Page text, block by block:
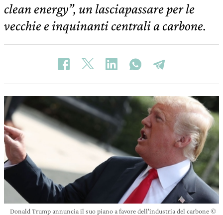
clean energy”, un lasciapassare per le
vecchie e inquinanti centrali a carbone.
Donald Trump annuncia il suo piano a favore dell'industria del carbone ©